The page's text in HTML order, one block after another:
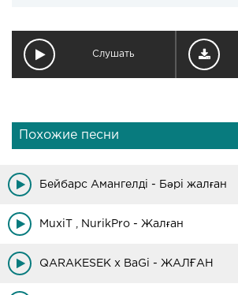
Слушать
Похожие песни
Бейбарс Амангелді - Бәрі жалған
MuxiT , NurikPro - Жалған
QARAKESEK x BaGi - ЖАЛҒАН